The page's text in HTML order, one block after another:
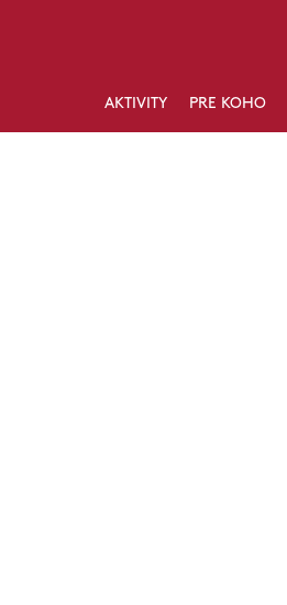
AKTIVITY PRE KOHO